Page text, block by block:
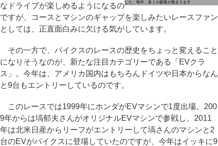
した。毎年、多くの観客が集まります
なドライブが楽しめるようになるの
ですが、コースとマシンのギャップを楽しみたいレースファン
としては、正直面白みに欠ける気がしています。
その一方で、パイクスのレースの歴史をちょっと変えること
になりそうなのが、新たな注目カテゴリーである「EVクラ
ス」。今年は、アメリカ国内はもちろんドイツや日本からなん
と9台もエントリーしているのです。
このレースでは1999年にホンダがEVマシンで1度出場。200
9年からは塙郁夫さんがオリジナルEVマシンで参戦し、2011
年は北米日産からリーフがエントリーして塙さんのマシンと2
台のEVがパイクスに登場していたのですが、今年はイッキに9